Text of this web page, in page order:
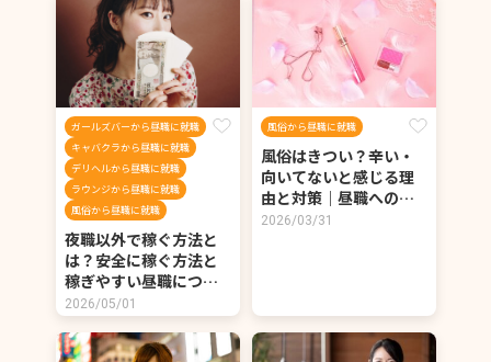
ガールズバーから昼職に就職
キャバクラから昼職に就職
デリヘルから昼職に就職
ラウンジから昼職に就職
風俗から昼職に就職
夜職以外で稼ぐ方法と
は？安全に稼ぐ方法と
稼ぎやすい昼職につ…
2026/05/01
風俗から昼職に就職
風俗はきつい？辛い・
向いてないと感じる理
由と対策｜昼職への…
2026/03/31